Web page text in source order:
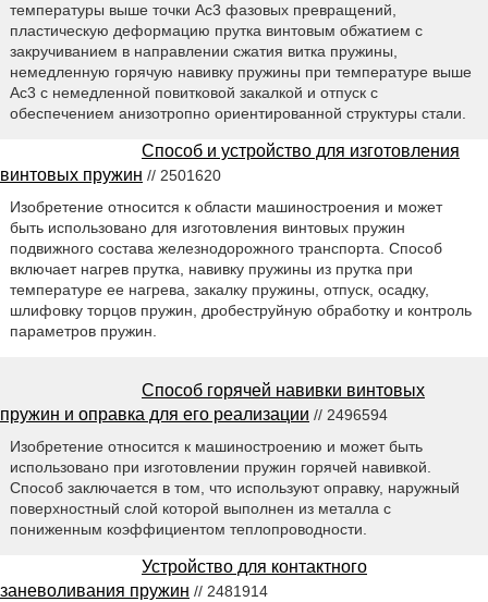
температуры выше точки Ac3 фазовых превращений,
пластическую деформацию прутка винтовым обжатием с
закручиванием в направлении сжатия витка пружины,
немедленную горячую навивку пружины при температуре выше
Ac3 с немедленной повитковой закалкой и отпуск с
обеспечением анизотропно ориентированной структуры стали.
Способ и устройство для изготовления
винтовых пружин // 2501620
Изобретение относится к области машиностроения и может
быть использовано для изготовления винтовых пружин
подвижного состава железнодорожного транспорта. Способ
включает нагрев прутка, навивку пружины из прутка при
температуре ее нагрева, закалку пружины, отпуск, осадку,
шлифовку торцов пружин, дробеструйную обработку и контроль
параметров пружин.
Способ горячей навивки винтовых
пружин и оправка для его реализации // 2496594
Изобретение относится к машиностроению и может быть
использовано при изготовлении пружин горячей навивкой.
Способ заключается в том, что используют оправку, наружный
поверхностный слой которой выполнен из металла с
пониженным коэффициентом теплопроводности.
Устройство для контактного
заневоливания пружин // 2481914